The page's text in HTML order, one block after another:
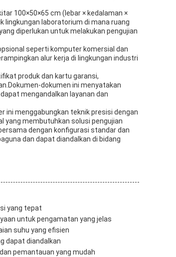
100×50×65 cm (lebar × kedalaman ×
lingkungan laboratorium di mana ruang
diperlukan untuk melakukan pengujian
seperti komputer komersial dan
alur kerja di lingkungan industri
produk dan kartu garansi,
dokumen ini menyatakan
mengandalkan layanan dan
ini menggabungkan teknik presisi dengan
yang membutuhkan solusi pengujian
dengan konfigurasi standar dan
dan dapat diandalkan di bidang
yang tepat
untuk pengamatan yang jelas
suhu yang efisien
dapat diandalkan
pemantauan yang mudah